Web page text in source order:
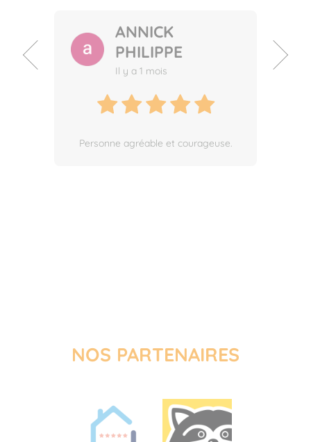
A RANDALL
Il y a 15 jours
ANNICK
PHILIPPE
Il y a 1 mois
Personne agréable et courageuse.
CATHERINE
MILLERET
SKAFAR
Il y a 2 mois
AMÉLIE R .
Il y a 2 mois
NOS PARTENAIRES